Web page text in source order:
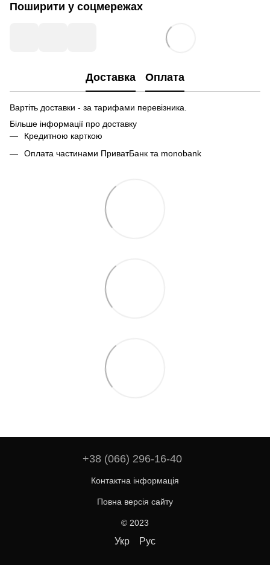
Поширити у соцмережах
Доставка Оплата
Вартіть доставки - за тарифами перевізника.
Більше інформації про доставку
Кредитною карткою
Оплата частинами ПриватБанк та monobank
+38 (066) 296-16-40
Контактна інформація
Повна версія сайту
© 2023
Укр Рус